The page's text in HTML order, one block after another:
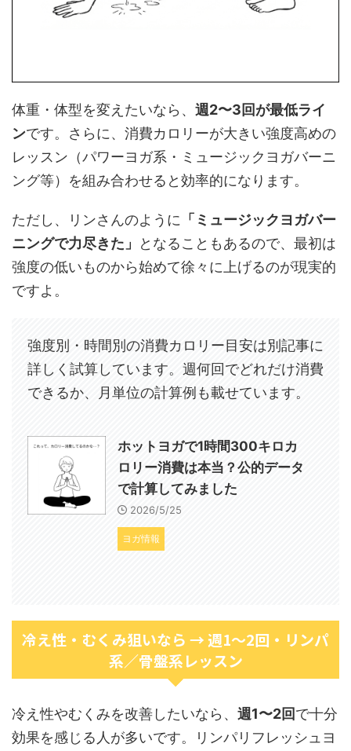
体重・体型を変えたいなら、 週2〜3回が最低ライ
ンです。さらに、消費カロリーが大きい強度高めの
レッスン（パワーヨガ系・ミュージックヨガバーニ
ング等）を組み合わせると効率的になります。
ただし、リンさんのように 「ミュージックヨガバー
ニングで力尽きた」
となることもあるので、最初は
強度の低いものから始めて徐々に上げるのが現実的
ですよ。
強度別・時間別の消費カロリー目安は別記事に
詳しく試算しています。週何回でどれだけ消費
できるか、月単位の計算例も載せています。
ホットヨガで1時間300キロカ
ロリー消費は本当？公的データ
で計算してみました
2026/5/25
ヨガ情報
冷え性・むくみ狙いなら → 週1〜2回・リンパ
系／骨盤系レッスン
冷え性やむくみを改善したいなら、 週1〜2回で十分
効果を感じる人が多いです。リンパリフレッシュヨ